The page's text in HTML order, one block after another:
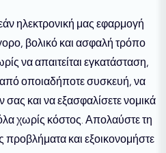
ηλεκτρονική μας εφαρμογή
βολικό και ασφαλή τρόπο
να απαιτείται εγκατάσταση,
οποιαδήποτε συσκευή, να
και να εξασφαλίσετε νομικά
χωρίς κόστος. Απολαύστε τη
προβλήματα και εξοικονομήστε